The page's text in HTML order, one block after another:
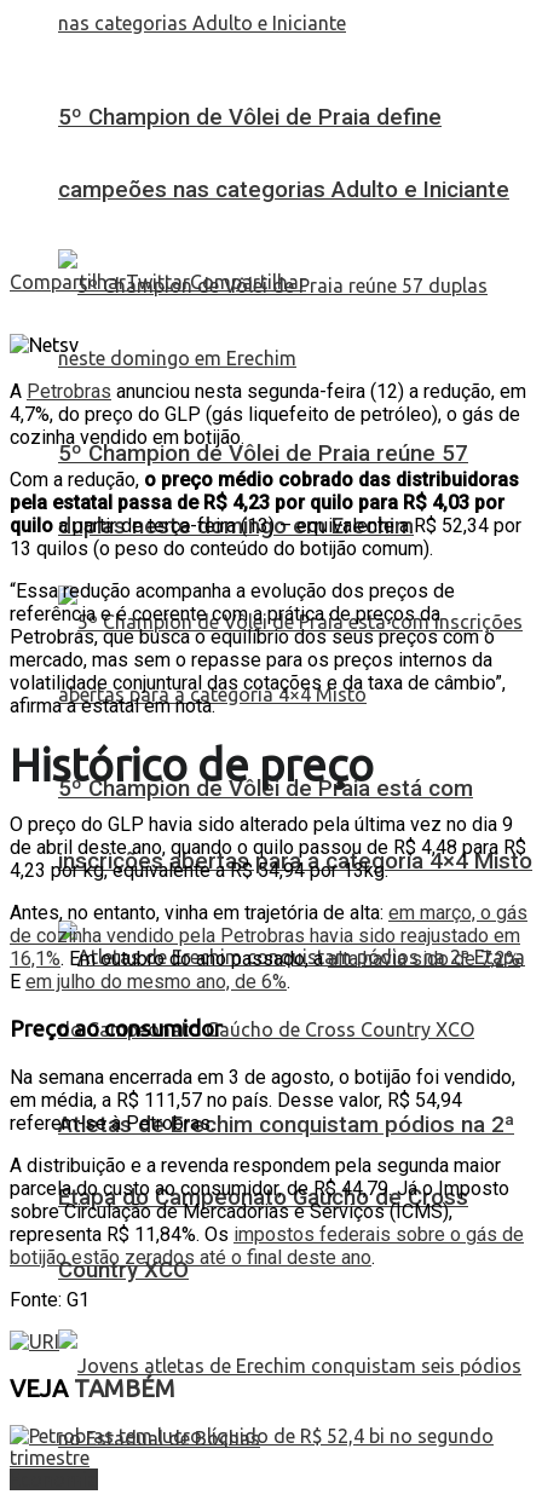
5º Champion de Vôlei de Praia define
campeões nas categorias Adulto e Iniciante
5º Champion de Vôlei de Praia reúne 57
duplas neste domingo em Erechim
5º Champion de Vôlei de Praia está com
inscrições abertas para a categoria 4×4 Misto
Atletas de Erechim conquistam pódios na 2ª
Etapa do Campeonato Gaúcho de Cross
Country XCO
CompartilharTwittarCompartilhar
A Petrobras anunciou nesta segunda-feira (12) a redução, em
4,7%, do preço do GLP (gás liquefeito de petróleo), o gás de
cozinha vendido em botijão.
Com a redução, o preço médio cobrado das distribuidoras
pela estatal passa de R$ 4,23 por quilo para R$ 4,03 por
quilo a partir de terça-feira (13) – equivalente a R$ 52,34 por
13 quilos (o peso do conteúdo do botijão comum).
“Essa redução acompanha a evolução dos preços de
referência e é coerente com a prática de preços da
Petrobras, que busca o equilíbrio dos seus preços com o
mercado, mas sem o repasse para os preços internos da
volatilidade conjuntural das cotações e da taxa de câmbio”,
afirma a estatal em nota.
Histórico de preço
O preço do GLP havia sido alterado pela última vez no dia 9
de abril deste ano, quando o quilo passou de R$ 4,48 para R$
4,23 por kg, equivalente a R$ 54,94 por 13kg.
Antes, no entanto, vinha em trajetória de alta: em março, o gás
de cozinha vendido pela Petrobras havia sido reajustado em
16,1%. Em outubro do ano passado, aalta havia sido de 7,2%.
E em julho do mesmo ano, de 6%.
Preço ao consumidor
Na semana encerrada em 3 de agosto, o botijão foi vendido,
em média, a R$ 111,57 no país. Desse valor, R$ 54,94
referem-se à Petrobras.
A distribuição e a revenda respondem pela segunda maior
parcela do custo ao consumidor, de R$ 44,79. Já o Imposto
sobre Circulação de Mercadorias e Serviços (ICMS),
representa R$ 11,84%. Os impostos federais sobre o gás de
botijão estão zerados até o final deste ano.
Fonte: G1
VEJATAMBÉM